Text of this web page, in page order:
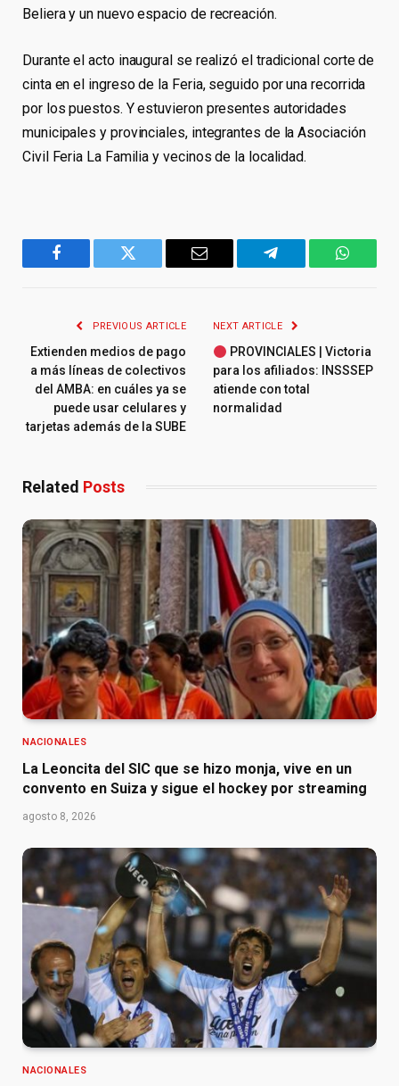
Beliera y un nuevo espacio de recreación.
Durante el acto inaugural se realizó el tradicional corte de
cinta en el ingreso de la Feria, seguido por una recorrida
por los puestos. Y estuvieron presentes autoridades
municipales y provinciales, integrantes de la Asociación
Civil Feria La Familia y vecinos de la localidad.
Facebook Twitter Email Telegram
PREVIOUS ARTICLE
Extienden medios de pago
a más líneas de colectivos
del AMBA: en cuáles ya se
puede usar celulares y
tarjetas además de la SUBE
NEXT ARTICLE
PROVINCIALES | Victoria
para los afiliados: INSSSEP
atiende con total
normalidad
Related Posts
NACIONALES
La Leoncita del SIC que se hizo monja, vive en un
convento en Suiza y sigue el hockey por streaming
agosto 8, 2026
NACIONALES